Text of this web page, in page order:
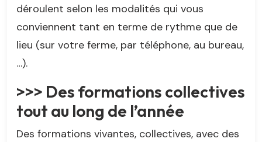
déroulent selon les modalités qui vous
conviennent tant en terme de rythme que de
lieu (sur votre ferme, par téléphone, au bureau,
…).
>>> Des formations collectives
tout au long de l’année
Des formations vivantes, collectives, avec des